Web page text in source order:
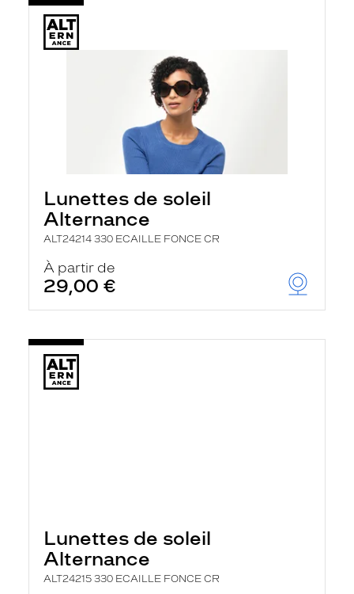
Lunettes de soleil
Alternance
ALT24214 330 ECAILLE FONCE CR
À partir de
29,00 €
Lunettes de soleil
Alternance
ALT24215 330 ECAILLE FONCE CR